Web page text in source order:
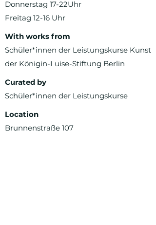
Donnerstag 17-22Uhr
Freitag 12-16 Uhr
With works from
Schüler*innen der Leistungskurse Kunst
der Königin-Luise-Stiftung Berlin
Curated by
Schüler*innen der Leistungskurse
Location
Brunnenstraße 107